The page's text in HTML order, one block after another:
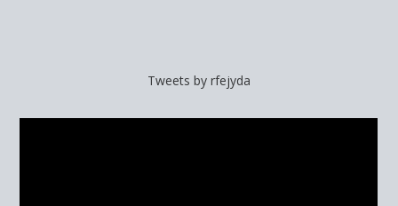
Tweets by rfejyda